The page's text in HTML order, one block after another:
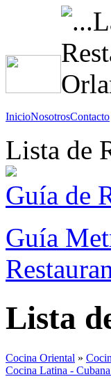
InicioNosotrosContacto
Lista de
Guía de
Guía
Lista
Cocina Oriental »
Cocina Latina -